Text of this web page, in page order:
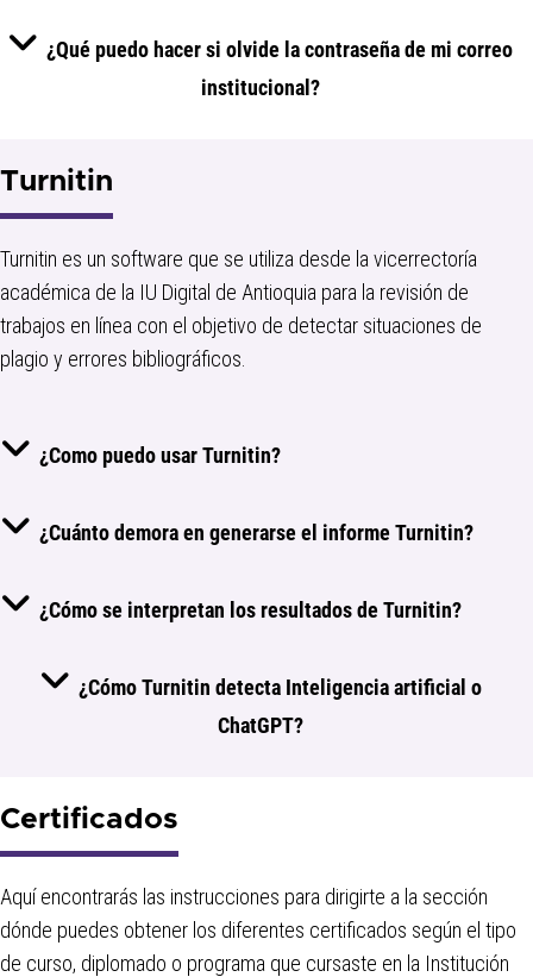
¿Qué puedo hacer si olvide la contraseña de mi correo
institucional?
Turnitin
Turnitin es un software que se utiliza desde la vicerrectoría
académica de la IU Digital de Antioquia para la revisión de
trabajos en línea con el objetivo de detectar situaciones de
plagio y errores bibliográficos.
¿Como puedo usar Turnitin?
¿Cuánto demora en generarse el informe Turnitin?
¿Cómo se interpretan los resultados de Turnitin?
¿Cómo Turnitin detecta Inteligencia artificial o
ChatGPT?
Certificados
Aquí encontrarás las instrucciones para dirigirte a la sección
dónde puedes obtener los diferentes certificados según el tipo
de curso, diplomado o programa que cursaste en la Institución